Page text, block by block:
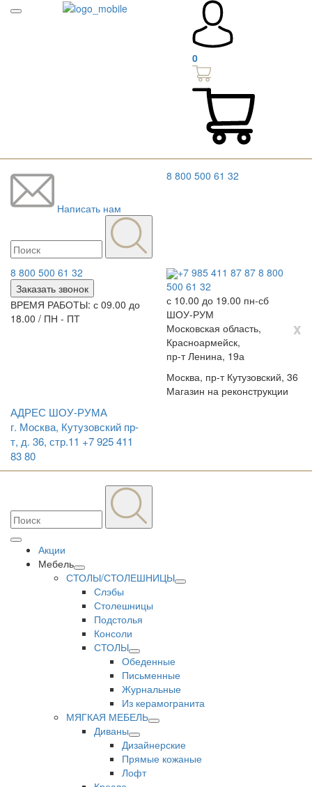
0
Написать нам
8 800 500 61 32
8 800 500 61 32
Заказать звонок
ВРЕМЯ РАБОТЫ: с 09.00 до
18.00 / ПН - ПТ
+7 985 411 87 87 8 800
500 61 32
с 10.00 до 19.00 пн-сб
ШОУ-РУМ
x
Московская область,
Красноармейск,
пр-т Ленина, 19а
Москва, пр-т Кутузовский, 36
Магазин на реконструкции
АДРЕС ШОУ-РУМА
г. Москва, Кутузовский пр-
т, д. 36, стр.11 +7 925 411
83 80
Акции
Мебель
СТОЛЫ/СТОЛЕШНИЦЫ
Слэбы
Столешницы
Подстолья
Консоли
СТОЛЫ
Обеденные
Письменные
Журнальные
Из керамогранита
МЯГКАЯ МЕБЕЛЬ
Диваны
Дизайнерские
Прямые кожаные
Лофт